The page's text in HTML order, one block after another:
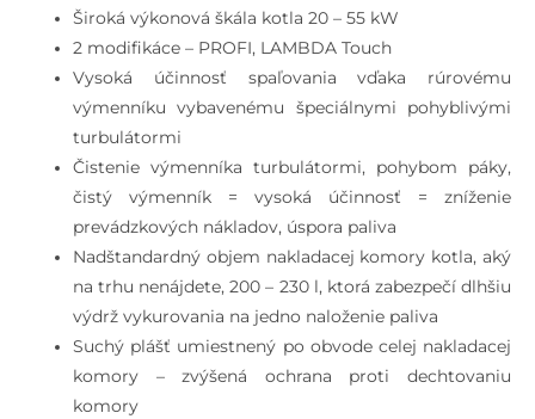
Široká výkonová škála kotla 20 – 55 kW
2 modifikáce – PROFI, LAMBDA Touch
Vysoká účinnosť spaľovania vďaka rúrovému
výmenníku vybavenému špeciálnymi pohyblivými
turbulátormi
Čistenie výmenníka turbulátormi, pohybom páky,
čistý výmenník = vysoká účinnosť = zníženie
prevádzkových nákladov, úspora paliva
Nadštandardný objem nakladacej komory kotla, aký
na trhu nenájdete, 200 – 230 l, ktorá zabezpečí dlhšiu
výdrž vykurovania na jedno naloženie paliva
Suchý plášť umiestnený po obvode celej nakladacej
komory – zvýšená ochrana proti dechtovaniu
komory